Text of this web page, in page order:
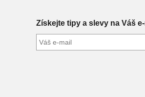
Získejte tipy a slevy na Váš e-